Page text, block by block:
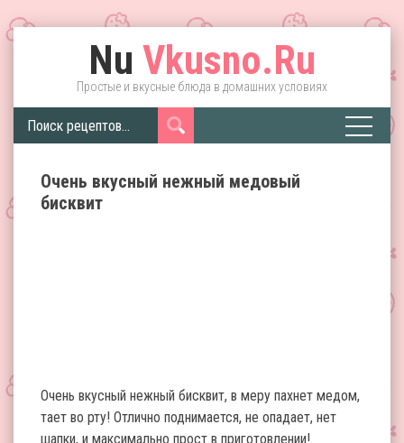
Nu Vkusno.Ru
Простые и вкусные блюда в домашних условиях
Очень вкусный нежный медовый
бисквит
Очень вкусный нежный бисквит, в меру пахнет медом,
тает во рту! Отлично поднимается, не опадает, нет
шапки, и максимально прост в приготовлении!